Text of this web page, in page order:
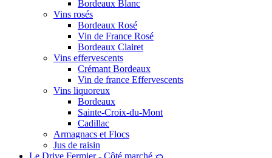
Bordeaux Blanc
Vins rosés
Bordeaux Rosé
Vin de France Rosé
Bordeaux Clairet
Vins effervescents
Crémant Bordeaux
Vin de france Effervescents
Vins liquoreux
Bordeaux
Sainte-Croix-du-Mont
Cadillac
Armagnacs et Flocs
Jus de raisin
Le Drive Fermier - Côté marché 🧺